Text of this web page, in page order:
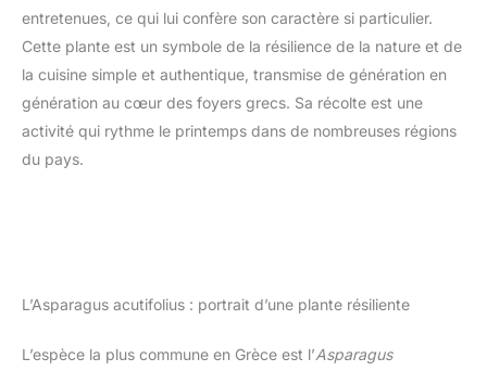
entretenues, ce qui lui confère son caractère si particulier.
Cette plante est un symbole de la résilience de la nature et de
la cuisine simple et authentique, transmise de génération en
génération au cœur des foyers grecs. Sa récolte est une
activité qui rythme le printemps dans de nombreuses régions
du pays.
L’Asparagus acutifolius : portrait d’une plante résiliente
L’espèce la plus commune en Grèce est l’Asparagus